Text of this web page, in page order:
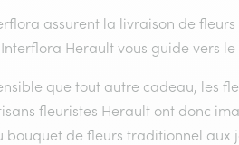
assurent la livraison de
Herault vous guide vers
que tout autre cadeau, les
fleuristes Herault ont donc
bouquet de fleurs traditionnel aux